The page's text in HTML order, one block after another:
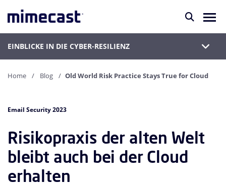
EINBLICKE IN DIE CYBER-RESILIENZ
Home Blog Old World Risk Practice Stays True for Cloud
Email Security 2023
Risikopraxis der alten Welt
bleibt auch bei der Cloud
erhalten